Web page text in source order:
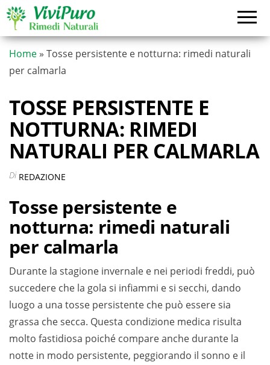
Vai
contenuto
Home » Tosse persistente e notturna: rimedi naturali
per calmarla
TOSSE PERSISTENTE E
NOTTURNA: RIMEDI
NATURALI PER CALMARLA
Di REDAZIONE
Tosse persistente e
notturna: rimedi naturali
per calmarla
Durante la stagione invernale e nei periodi freddi, può
succedere che la gola si infiammi e si secchi, dando
luogo a una tosse persistente che può essere sia
grassa che secca. Questa condizione medica risulta
molto fastidiosa poiché compare anche durante la
notte in modo persistente, peggiorando il sonno e il